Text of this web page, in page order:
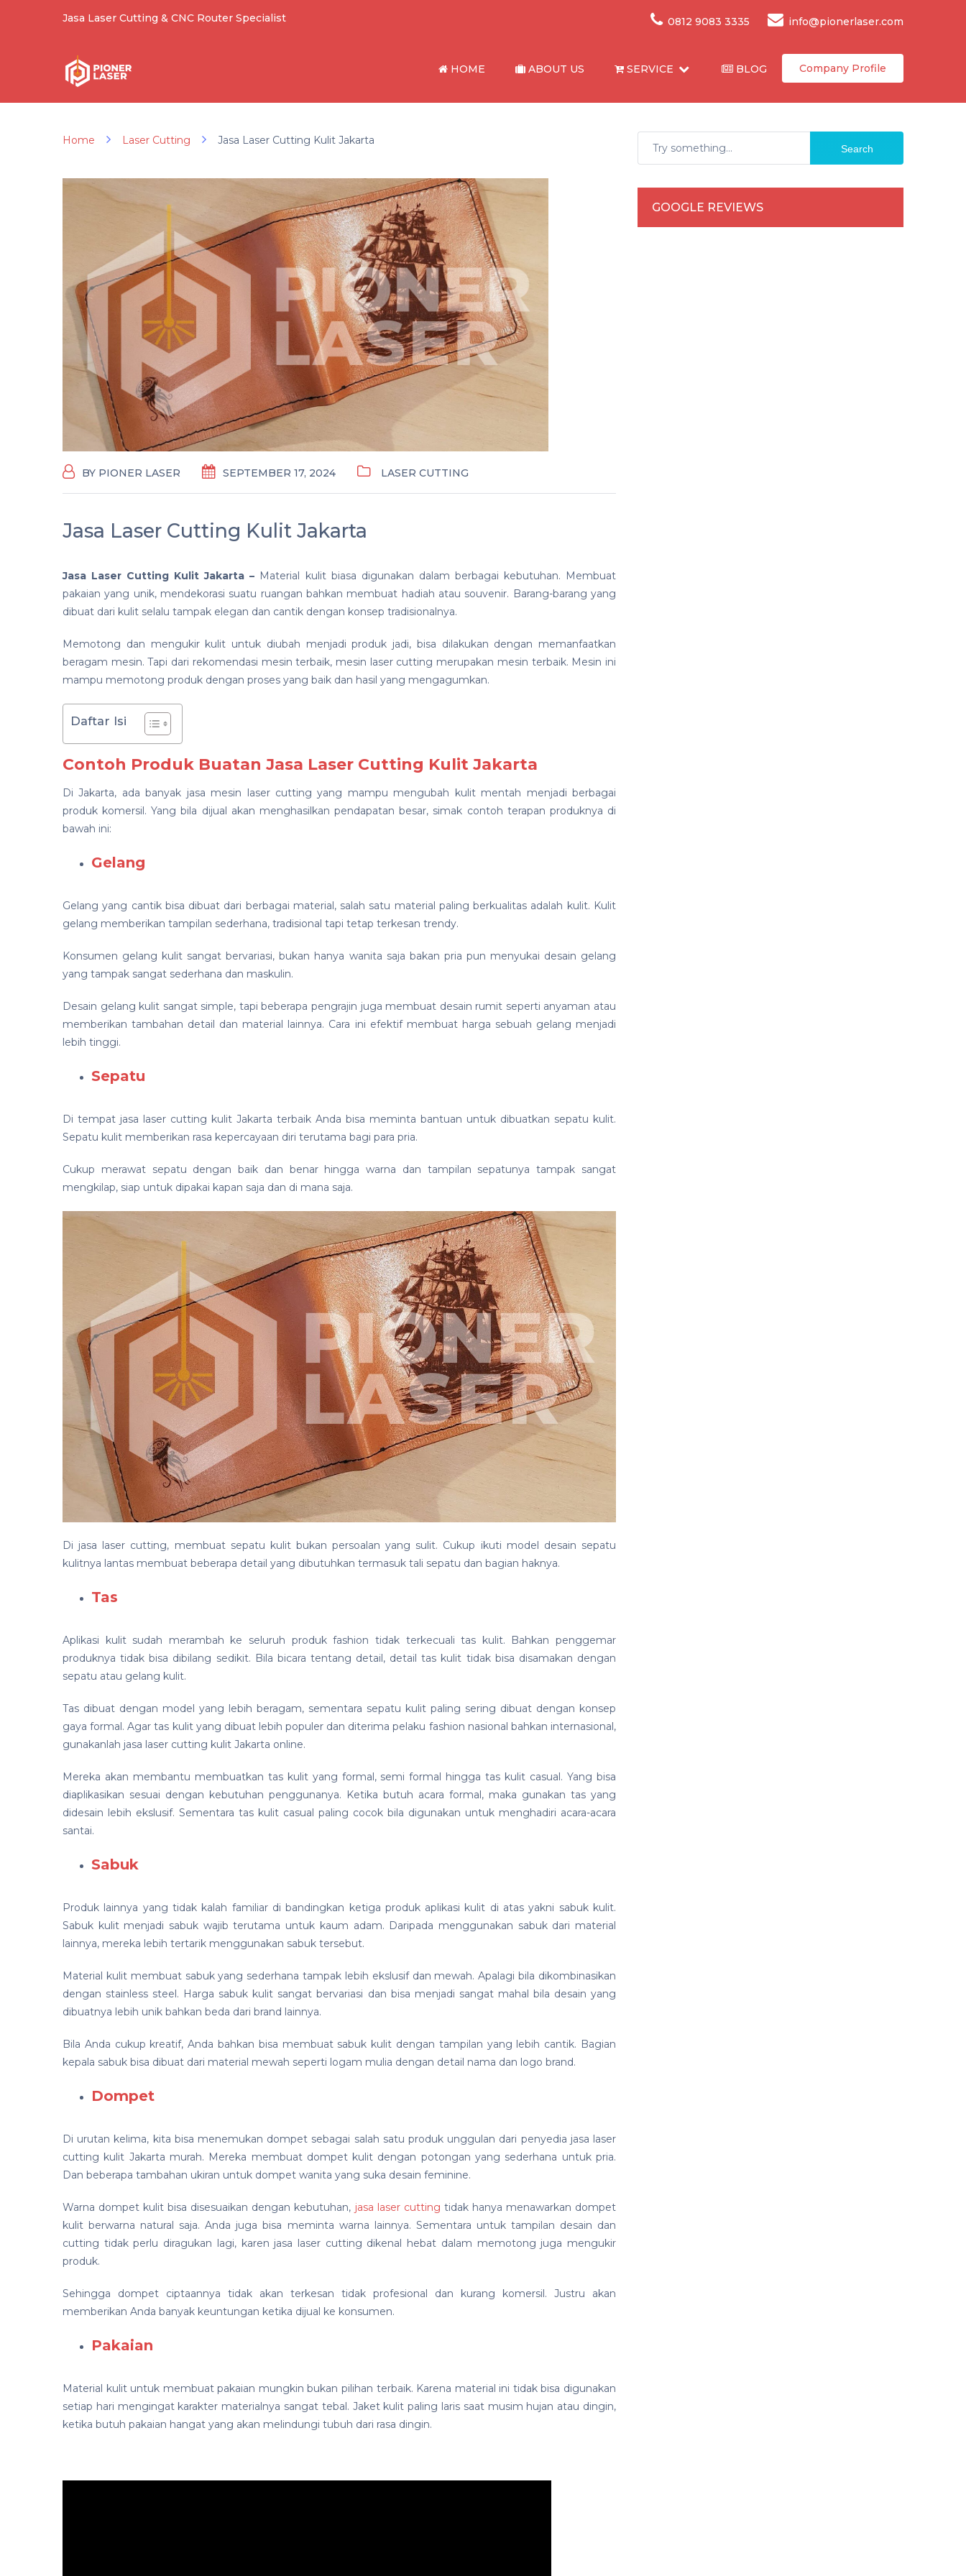
Jasa Laser Cutting & CNC Router Specialist 0812 9083 3335 info@pionerlaser.com
Company Profile
HOME ABOUT US SERVICE BLOG
Home Laser Cutting Jasa Laser Cutting Kulit Jakarta
BY PIONER LASER SEPTEMBER 17, 2024 LASER CUTTING
Jasa Laser Cutting Kulit Jakarta
Jasa Laser Cutting Kulit Jakarta – Material kulit biasa digunakan dalam berbagai kebutuhan. Membuat
pakaian yang unik, mendekorasi suatu ruangan bahkan membuat hadiah atau souvenir. Barang-barang yang
dibuat dari kulit selalu tampak elegan dan cantik dengan konsep tradisionalnya.
Memotong dan mengukir kulit untuk diubah menjadi produk jadi, bisa dilakukan dengan memanfaatkan
beragam mesin. Tapi dari rekomendasi mesin terbaik, mesin laser cutting merupakan mesin terbaik. Mesin ini
mampu memotong produk dengan proses yang baik dan hasil yang mengagumkan.
Daftar Isi
Contoh Produk Buatan Jasa Laser Cutting Kulit Jakarta
Di Jakarta, ada banyak jasa mesin laser cutting yang mampu mengubah kulit mentah menjadi berbagai
produk komersil. Yang bila dijual akan menghasilkan pendapatan besar, simak contoh terapan produknya di
bawah ini:
Gelang
Gelang yang cantik bisa dibuat dari berbagai material, salah satu material paling berkualitas adalah kulit. Kulit
gelang memberikan tampilan sederhana, tradisional tapi tetap terkesan trendy.
Konsumen gelang kulit sangat bervariasi, bukan hanya wanita saja bakan pria pun menyukai desain gelang
yang tampak sangat sederhana dan maskulin.
Desain gelang kulit sangat simple, tapi beberapa pengrajin juga membuat desain rumit seperti anyaman atau
memberikan tambahan detail dan material lainnya. Cara ini efektif membuat harga sebuah gelang menjadi
lebih tinggi.
Sepatu
Di tempat jasa laser cutting kulit Jakarta terbaik Anda bisa meminta bantuan untuk dibuatkan sepatu kulit.
Sepatu kulit memberikan rasa kepercayaan diri terutama bagi para pria.
Cukup merawat sepatu dengan baik dan benar hingga warna dan tampilan sepatunya tampak sangat
mengkilap, siap untuk dipakai kapan saja dan di mana saja.
Di jasa laser cutting, membuat sepatu kulit bukan persoalan yang sulit. Cukup ikuti model desain sepatu
kulitnya lantas membuat beberapa detail yang dibutuhkan termasuk tali sepatu dan bagian haknya.
Tas
Aplikasi kulit sudah merambah ke seluruh produk fashion tidak terkecuali tas kulit. Bahkan penggemar
produknya tidak bisa dibilang sedikit. Bila bicara tentang detail, detail tas kulit tidak bisa disamakan dengan
sepatu atau gelang kulit.
Tas dibuat dengan model yang lebih beragam, sementara sepatu kulit paling sering dibuat dengan konsep
gaya formal. Agar tas kulit yang dibuat lebih populer dan diterima pelaku fashion nasional bahkan internasional,
gunakanlah jasa laser cutting kulit Jakarta online.
Mereka akan membantu membuatkan tas kulit yang formal, semi formal hingga tas kulit casual. Yang bisa
diaplikasikan sesuai dengan kebutuhan penggunanya. Ketika butuh acara formal, maka gunakan tas yang
didesain lebih ekslusif. Sementara tas kulit casual paling cocok bila digunakan untuk menghadiri acara-acara
santai.
Sabuk
Produk lainnya yang tidak kalah familiar di bandingkan ketiga produk aplikasi kulit di atas yakni sabuk kulit.
Sabuk kulit menjadi sabuk wajib terutama untuk kaum adam. Daripada menggunakan sabuk dari material
lainnya, mereka lebih tertarik menggunakan sabuk tersebut.
Material kulit membuat sabuk yang sederhana tampak lebih ekslusif dan mewah. Apalagi bila dikombinasikan
dengan stainless steel. Harga sabuk kulit sangat bervariasi dan bisa menjadi sangat mahal bila desain yang
dibuatnya lebih unik bahkan beda dari brand lainnya.
Bila Anda cukup kreatif, Anda bahkan bisa membuat sabuk kulit dengan tampilan yang lebih cantik. Bagian
kepala sabuk bisa dibuat dari material mewah seperti logam mulia dengan detail nama dan logo brand.
Dompet
Di urutan kelima, kita bisa menemukan dompet sebagai salah satu produk unggulan dari penyedia jasa laser
cutting kulit Jakarta murah. Mereka membuat dompet kulit dengan potongan yang sederhana untuk pria.
Dan beberapa tambahan ukiran untuk dompet wanita yang suka desain feminine.
Warna dompet kulit bisa disesuaikan dengan kebutuhan, jasa laser cutting tidak hanya menawarkan dompet
kulit berwarna natural saja. Anda juga bisa meminta warna lainnya. Sementara untuk tampilan desain dan
cutting tidak perlu diragukan lagi, karen jasa laser cutting dikenal hebat dalam memotong juga mengukir
produk.
Sehingga dompet ciptaannya tidak akan terkesan tidak profesional dan kurang komersil. Justru akan
memberikan Anda banyak keuntungan ketika dijual ke konsumen.
Pakaian
Material kulit untuk membuat pakaian mungkin bukan pilihan terbaik. Karena material ini tidak bisa digunakan
setiap hari mengingat karakter materialnya sangat tebal. Jaket kulit paling laris saat musim hujan atau dingin,
ketika butuh pakaian hangat yang akan melindungi tubuh dari rasa dingin.
Search
GOOGLE REVIEWS